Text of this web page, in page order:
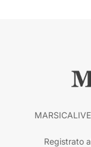
Registrato